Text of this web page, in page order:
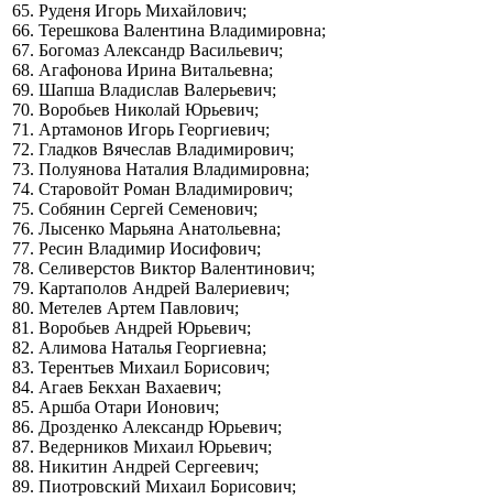
65. Руденя Игорь Михайлович;
66. Терешкова Валентина Владимировна;
67. Богомаз Александр Васильевич;
68. Агафонова Ирина Витальевна;
69. Шапша Владислав Валерьевич;
70. Воробьев Николай Юрьевич;
71. Артамонов Игорь Георгиевич;
72. Гладков Вячеслав Владимирович;
73. Полуянова Наталия Владимировна;
74. Старовойт Роман Владимирович;
75. Собянин Сергей Семенович;
76. Лысенко Марьяна Анатольевна;
77. Ресин Владимир Иосифович;
78. Селиверстов Виктор Валентинович;
79. Картаполов Андрей Валериевич;
80. Метелев Артем Павлович;
81. Воробьев Андрей Юрьевич;
82. Алимова Наталья Георгиевна;
83. Терентьев Михаил Борисович;
84. Агаев Бекхан Вахаевич;
85. Аршба Отари Ионович;
86. Дрозденко Александр Юрьевич;
87. Ведерников Михаил Юрьевич;
88. Никитин Андрей Сергеевич;
89. Пиотровский Михаил Борисович;